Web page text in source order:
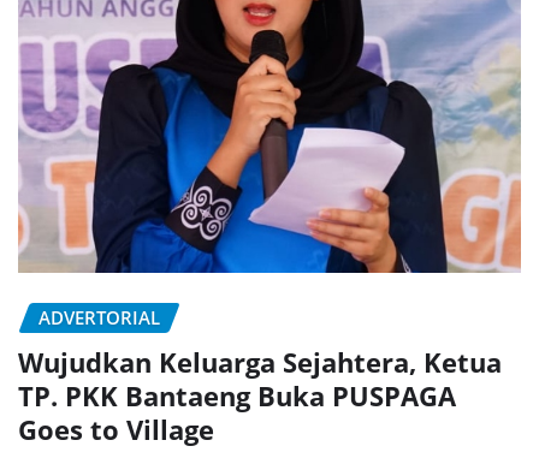
ADVERTORIAL
Wujudkan Keluarga Sejahtera, Ketua
TP. PKK Bantaeng Buka PUSPAGA
Goes to Village